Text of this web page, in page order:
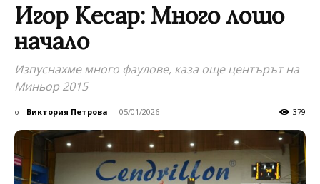
Игор Кесар: Много лошо
начало
Изпуснахме много фаулове, каза още центърът на
Миньор 2015
от Виктория Петрова - 05/01/2026 379